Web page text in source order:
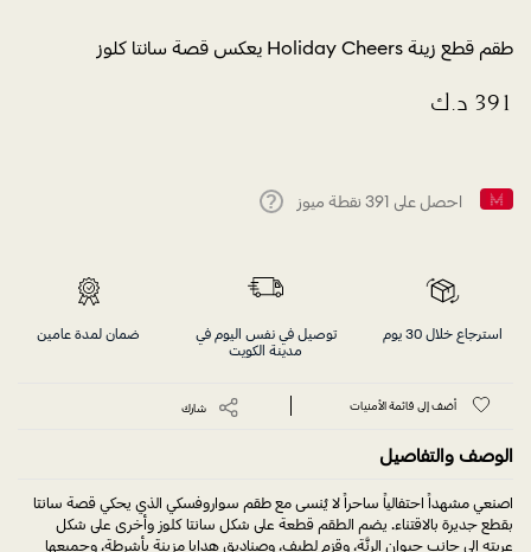
طقم قطع زينة Holiday Cheers يعكس قصة سانتا كلوز
احصل على 391 نقطة ميوز
استرجاع خلال 30 يوم
توصيل في نفس اليوم في
مدينة الكويت
ضمان لمدة عامين
أضف إلى قائمة الأمنيات شارك
الوصف والتفاصيل
اصنعي مشهداً احتفالياً ساحراً لا يُنسى مع طقم سواروفسكي الذي يحكي قصة سانتا
بقطع جديرة بالاقتناء. يضم الطقم قطعة على شكل سانتا كلوز وأخرى على شكل
عربته إلى جانب حيوان الرنَّة، وقزم لطيف، وصناديق هدايا مزينة بأشرطة، وجميعها